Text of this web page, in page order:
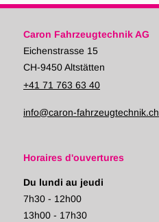
Caron Fahrzeugtechnik AG
Eichenstrasse 15
CH-9450 Altstätten
+41 71 763 63 40
info@caron-fahrzeugtechnik.ch
Horaires d'ouvertures
Du lundi au jeudi
7h30 - 12h00
13h00 - 17h30